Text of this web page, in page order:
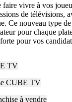
faire vivre à vos
de télévisions,
Ce nouveau type
pour chaque
pour vos